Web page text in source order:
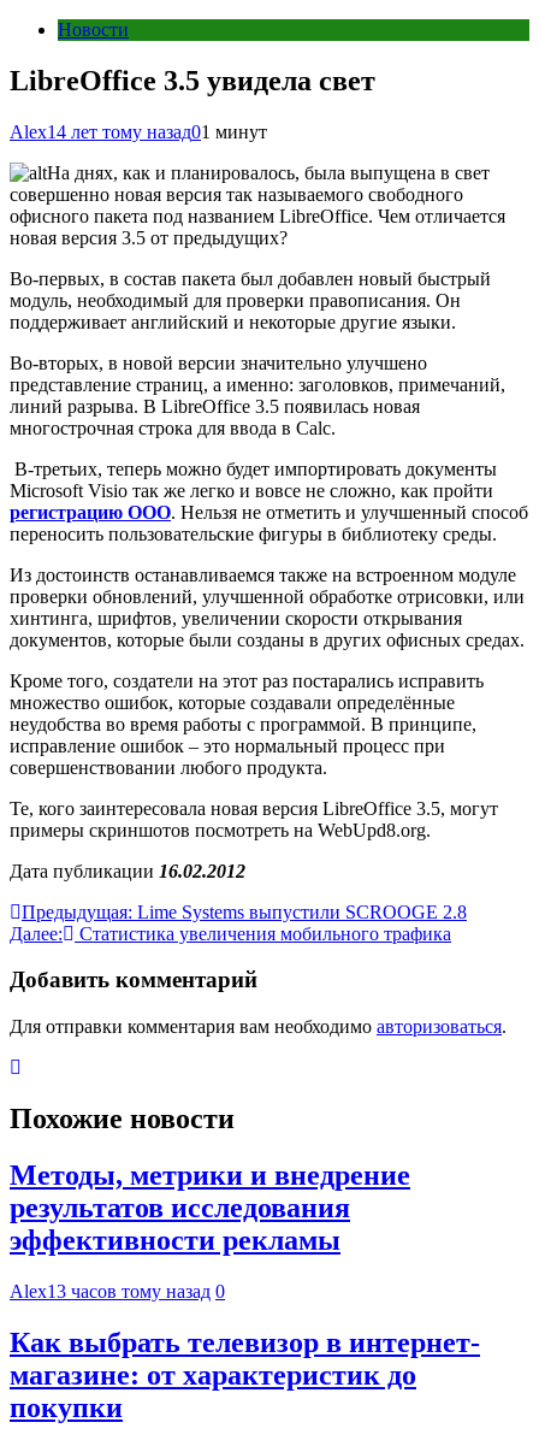
Новости
LibreOffice 3.5 увидела свет
Alex14 лет тому назад01 минут
На днях, как и планировалось, была выпущена в свет
совершенно новая версия так называемого свободного
офисного пакета под названием LibreOffice. Чем отличается
новая версия 3.5 от предыдущих?
Во-первых, в состав пакета был добавлен новый быстрый
модуль, необходимый для проверки правописания. Он
поддерживает английский и некоторые другие языки.
Во-вторых, в новой версии значительно улучшено
представление страниц, а именно: заголовков, примечаний,
линий разрыва. В LibreOffice 3.5 появилась новая
многострочная строка для ввода в Calc.
В-третьих, теперь можно будет импортировать документы
Microsoft Visio так же легко и вовсе не сложно, как пройти
регистрацию ООО. Нельзя не отметить и улучшенный способ
переносить пользовательские фигуры в библиотеку среды.
Из достоинств останавливаемся также на встроенном модуле
проверки обновлений, улучшенной обработке отрисовки, или
хинтинга, шрифтов, увеличении скорости открывания
документов, которые были созданы в других офисных средах.
Кроме того, создатели на этот раз постарались исправить
множество ошибок, которые создавали определённые
неудобства во время работы с программой. В принципе,
исправление ошибок – это нормальный процесс при
совершенствовании любого продукта.
Те, кого заинтересовала новая версия LibreOffice 3.5, могут
примеры скриншотов посмотреть на WebUpd8.org.
Дата публикации 16.02.2012
Навигация
по
записям
Предыдущая: Lime Systems выпустили SCROOGE 2.8
Далее:
Статистика увеличения мобильного трафика
Добавить комментарий
Для отправки комментария вам необходимо авторизоваться.
Похожие новости
Методы, метрики и внедрение
результатов исследования
эффективности рекламы
Alex13 часов тому назад 0
Как выбрать телевизор в интернет-
магазине: от характеристик до
покупки